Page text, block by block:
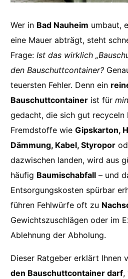
Wer in Bad Nauheim umbaut,
eine Mauer abträgt, steht
Frage:Ist das wirklich
den Bauschuttcontainer?
teuersten Fehler. Denn ein
Bauschuttcontainer ist für
gedacht, die sich gut recyceln
Fremdstoffe wieGipskarton,
Dämmung, Kabel, Styropor
dazwischen landen, wird aus
häufig Baumischabfall – und
Entsorgungskosten spürbar
führen Fehlwürfe oft zu
Gewichtszuschlägen oder im
Ablehnung der Abholung.
Dieser Ratgeber erklärt Ihnen
den Bauschuttcontainer darf,